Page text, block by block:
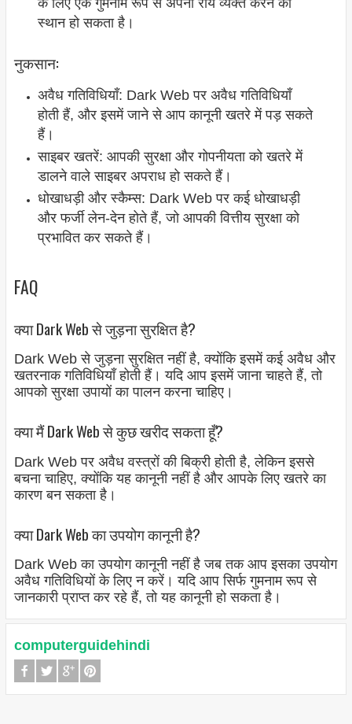
के लिए एक गुमनाम रूप से अपनी राय व्यक्त करने का
स्थान हो सकता है।
नुकसान:
अवैध गतिविधियाँ: Dark Web पर अवैध गतिविधियाँ
होती हैं, और इसमें जाने से आप कानूनी खतरे में पड़ सकते
हैं।
साइबर खतरें: आपकी सुरक्षा और गोपनीयता को खतरे में
डालने वाले साइबर अपराध हो सकते हैं।
धोखाधड़ी और स्कैम्स: Dark Web पर कई धोखाधड़ी
और फर्जी लेन-देन होते हैं, जो आपकी वित्तीय सुरक्षा को
प्रभावित कर सकते हैं।
FAQ
क्या Dark Web से जुड़ना सुरक्षित है?
Dark Web से जुड़ना सुरक्षित नहीं है, क्योंकि इसमें कई अवैध और
खतरनाक गतिविधियाँ होती हैं। यदि आप इसमें जाना चाहते हैं, तो
आपको सुरक्षा उपायों का पालन करना चाहिए।
क्या मैं Dark Web से कुछ खरीद सकता हूँ?
Dark Web पर अवैध वस्त्रों की बिक्री होती है, लेकिन इससे
बचना चाहिए, क्योंकि यह कानूनी नहीं है और आपके लिए खतरे का
कारण बन सकता है।
क्या Dark Web का उपयोग कानूनी है?
Dark Web का उपयोग कानूनी नहीं है जब तक आप इसका उपयोग
अवैध गतिविधियों के लिए न करें। यदि आप सिर्फ गुमनाम रूप से
जानकारी प्राप्त कर रहे हैं, तो यह कानूनी हो सकता है।
computerguidehindi